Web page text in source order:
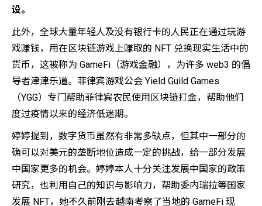
设。
此外，全球大量年轻人及没有银行卡的人民正在通过玩游
戏赚钱，用在区块链游戏上赚取的 NFT 兑换现实生活中的
货币，这被称为 GameFi（游戏金融），为许多 web3 的倡
导者津津乐道。菲律宾游戏公会 Yield Guild Games
（YGG）专门帮助菲律宾农民使用区块链打金，帮助他们
度过疫情以来的经济低迷期。
婷婷提到，数字货币虽然有非常多缺点，但其中一部分的
确可以对美元的垄断地位造成一定的挑战，给一部分发展
中国家更多的机会。婷婷本人十分关注发展中国家的政策
研究，也利用自己的知识与影响力，帮助委内瑞拉等国家
发展 NFT，她不久前刚去越南考察了当地的 GameFi 现